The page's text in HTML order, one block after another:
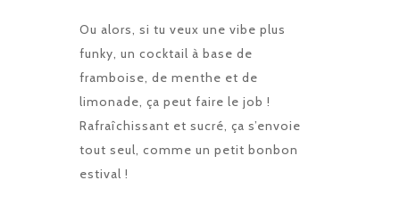
Ou alors, si tu veux une vibe plus
funky, un cocktail à base de
framboise, de menthe et de
limonade, ça peut faire le job !
Rafraîchissant et sucré, ça s’envoie
tout seul, comme un petit bonbon
estival !